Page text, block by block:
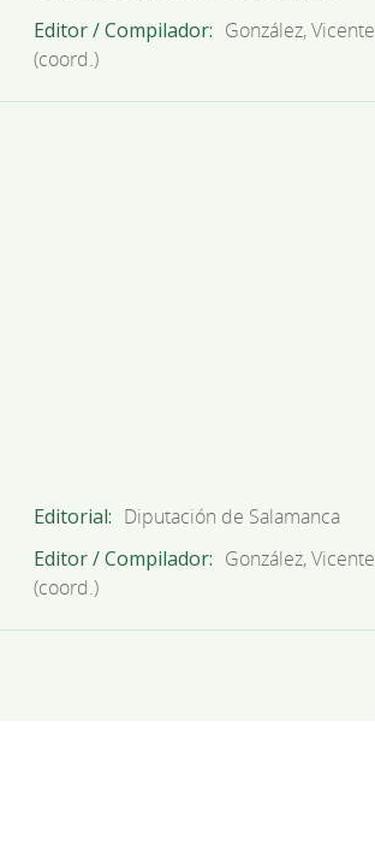
Editor / Compilador
González, Vicente
(coord.)
Editorial
Diputación de Salamanca
Editor / Compilador
González, Vicente
(coord.)